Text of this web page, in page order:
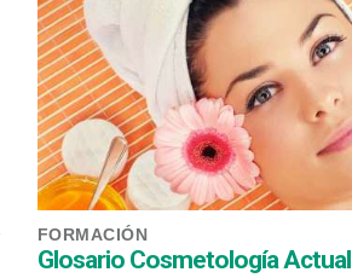
FORMACIÓN
Glosario Cosmetología Actual